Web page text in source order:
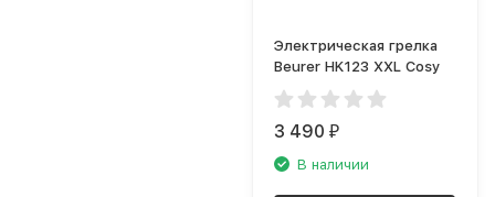
Электрическая грелка
Beurer HK123 XXL Cosy
3 490₽
В наличии